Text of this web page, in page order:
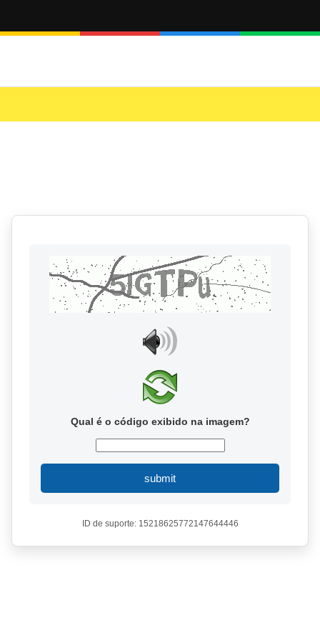
Qual é o código exibido na imagem?
submit
ID de suporte: 15218625772147644446